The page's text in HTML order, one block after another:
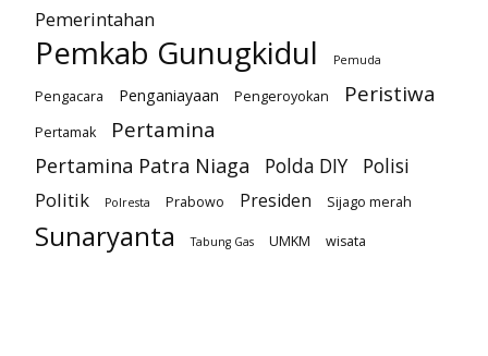
Pemerintahan
Pemkab Gunugkidul Pemuda
Pengacara Penganiayaan Pengeroyokan Peristiwa
Pertamak Pertamina
Pertamina Patra Niaga Polda DIY
Polisi
Politik
Polresta Prabowo Presiden Sijago merah
Sunaryanta Tabung Gas UMKM wisata